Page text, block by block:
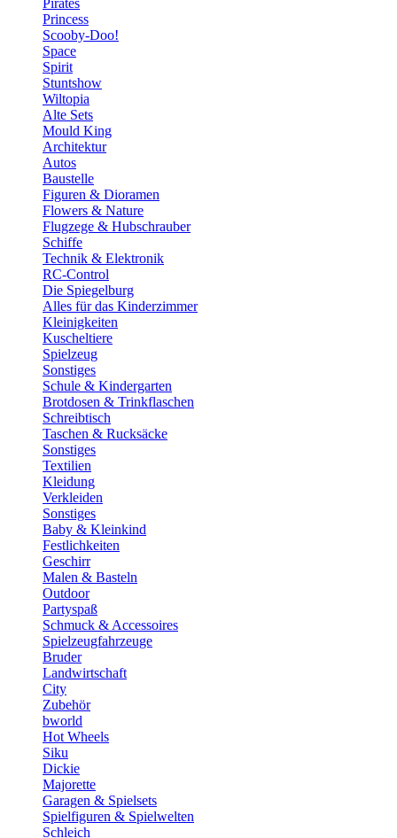
Pirates
Princess
Scooby-Doo!
Space
Spirit
Stuntshow
Wiltopia
Alte Sets
Mould King
Architektur
Autos
Baustelle
Figuren & Dioramen
Flowers & Nature
Flugzege & Hubschrauber
Schiffe
Technik & Elektronik
RC-Control
Die Spiegelburg
Alles für das Kinderzimmer
Kleinigkeiten
Kuscheltiere
Spielzeug
Sonstiges
Schule & Kindergarten
Brotdosen & Trinkflaschen
Schreibtisch
Taschen & Rucksäcke
Sonstiges
Textilien
Kleidung
Verkleiden
Sonstiges
Baby & Kleinkind
Festlichkeiten
Geschirr
Malen & Basteln
Outdoor
Partyspaß
Schmuck & Accessoires
Spielzeugfahrzeuge
Bruder
Landwirtschaft
City
Zubehör
bworld
Hot Wheels
Siku
Dickie
Majorette
Garagen & Spielsets
Spielfiguren & Spielwelten
Schleich